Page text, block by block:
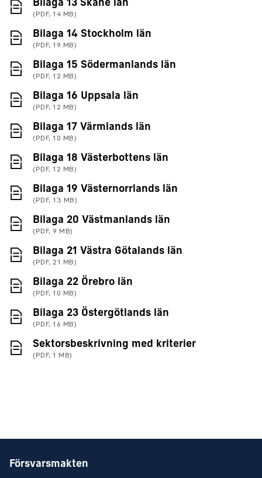
Bilaga 13 Skåne län
(PDF, 14 MB)
Bilaga 14 Stockholm län
(PDF, 19 MB)
Bilaga 15 Södermanlands län
(PDF, 12 MB)
Bilaga 16 Uppsala län
(PDF, 12 MB)
Bilaga 17 Värmlands län
(PDF, 10 MB)
Bilaga 18 Västerbottens län
(PDF, 12 MB)
Bilaga 19 Västernorrlands län
(PDF, 13 MB)
Bilaga 20 Västmanlands län
(PDF, 9 MB)
Bilaga 21 Västra Götalands län
(PDF, 21 MB)
Bilaga 22 Örebro län
(PDF, 10 MB)
Bilaga 23 Östergötlands län
(PDF, 16 MB)
Sektorsbeskrivning med kriterier
(PDF, 1 MB)
Försvarsmakten